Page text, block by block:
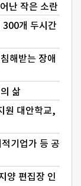
난 작은 소란
300개 두시간
해받는 장애
삶
원 대안학교,
기업가 등 공
양 편집장 인